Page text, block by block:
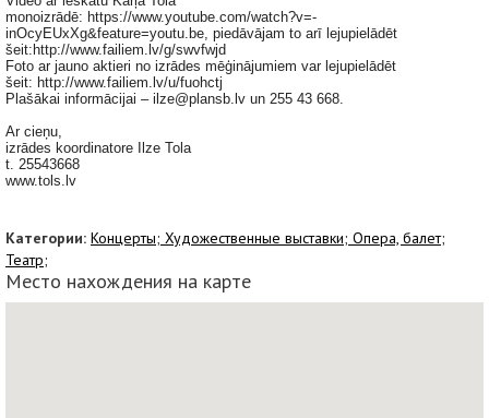
monoizrādē: https://www.youtube.com/watch?v=-
inOcyEUxXg&feature=youtu.be, piedāvājam to arī lejupielādēt
šeit:http://www.failiem.lv/g/swvfwjd
Foto ar jauno aktieri no izrādes mēģinājumiem var lejupielādēt
šeit: http://www.failiem.lv/u/fuohctj
Plašākai informācijai – ilze@plansb.lv un 255 43 668.
Ar cieņu,
izrādes koordinatore Ilze Tola
t. 25543668
www.tols.lv
Категории: Концерты; Художественные выставки; Опера, балет;
Театр;
Место нахождения на карте